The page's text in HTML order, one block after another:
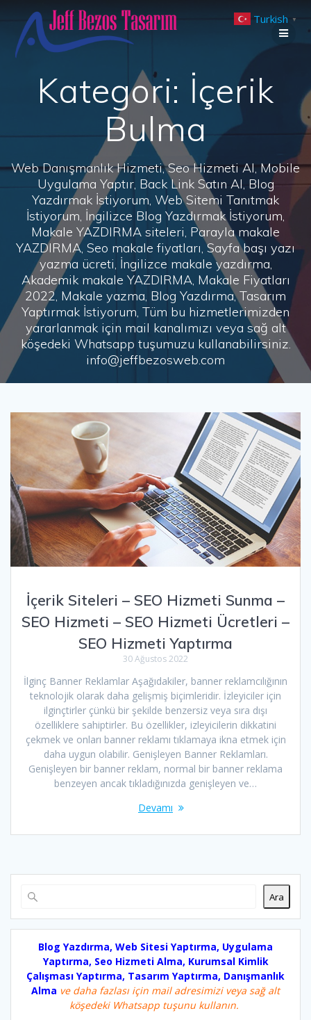
to
Kategori: İçerik
Bulma
Web Danışmanlık Hizmeti, Seo Hizmeti Al, Mobile
Uygulama Yaptır, Back Link Satın Al, Blog
Yazdırmak İstiyorum, Web Sitemi Tanıtmak
İstiyorum, İngilizce Blog Yazdırmak İstiyorum,
Makale YAZDIRMA siteleri, Parayla makale
YAZDIRMA, Seo makale fiyatları, Sayfa başı yazı
yazma ücreti, İngilizce makale yazdırma,
Akademik makale YAZDIRMA, Makale Fiyatları
2022, Makale yazma, Blog Yazdırma, Tasarım
Yaptırmak İstiyorum, Tüm bu hizmetlerimizden
yararlanmak için mail kanalımızı veya sağ alt
köşedeki Whatsapp tuşumuzu kullanabilirsiniz.
info@jeffbezosweb.com
İçerik Siteleri – SEO Hizmeti Sunma –
SEO Hizmeti – SEO Hizmeti Ücretleri –
SEO Hizmeti Yaptırma
30 Ağustos 2022
İlginç Banner Reklamlar Aşağıdakiler, banner reklamcılığının
teknolojik olarak daha gelişmiş biçimleridir. İzleyiciler için
ilginçtirler çünkü bir şekilde benzersiz veya sıra dışı
özelliklere sahiptirler. Bu özellikler, izleyicilerin dikkatini
çekmek ve onları banner reklamı tıklamaya ikna etmek için
daha uygun olabilir. Genişleyen Banner Reklamları.
Genişleyen bir banner reklam, normal bir banner reklama
benzeyen ancak tıkladığınızda genişleyen ve…
Devamı
Ara
Blog Yazdırma, Web Sitesi Yaptırma, Uygulama
Yaptırma, Seo Hizmeti Alma, Kurumsal Kimlik
Çalışması Yaptırma, Tasarım Yaptırma, Danışmanlık
Alma ve daha fazlası için mail adresimizi veya sağ alt
köşedeki Whatsapp tuşunu kullanın.
Turkish ▼